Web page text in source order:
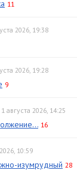
11
2026, 19:38
2026, 19:28
9
1 августа 2026, 14:25
16
10:59
изумрудный 28